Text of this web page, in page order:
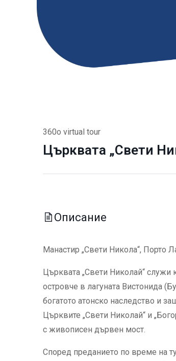
360o virtual tour
Църквата „Свети
Описание
Манастир „Свети Никола“, Порто
Църквата „Свети Николай“ служи
островче в лагуната Вистонида
богатото атонско наследство и
Църквите „Свети Николай“ и
с живописен дървен мост.
Според преданието по време на